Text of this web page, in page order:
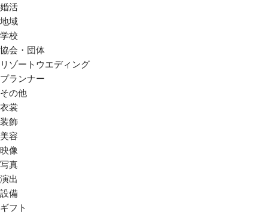
婚活
地域
学校
協会・団体
リゾートウエディング
プランナー
その他
衣裳
装飾
美容
映像
写真
演出
設備
ギフト